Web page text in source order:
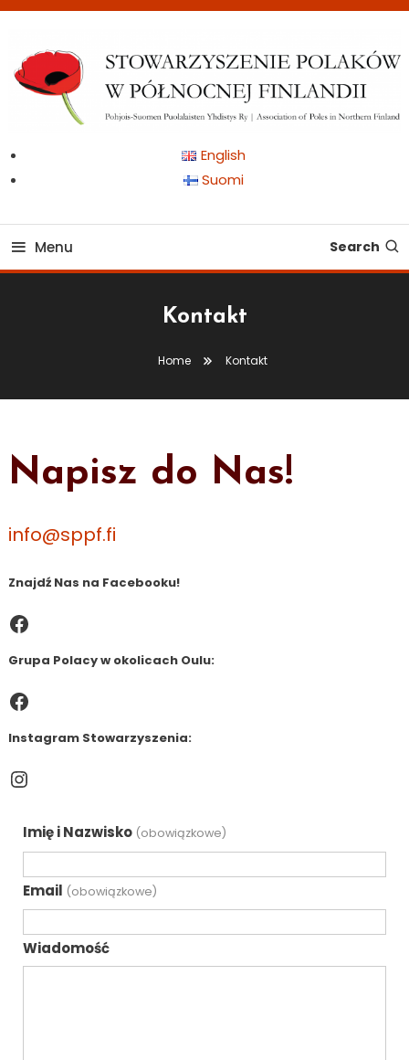
Skip
Content
Stowarzyszenie Polaków
Northern Finland
English
Suomi
Menu Search
Kontakt
Home Kontakt
Napisz do Nas!
info@sppf.fi
Znajdź Nas na Facebooku!
Facebook
Grupa Polacy w okolicach Oulu:
Facebook
Instagram Stowarzyszenia:
Instagram
Imię i Nazwisko (obowiązkowe)
Email (obowiązkowe)
Wiadomość